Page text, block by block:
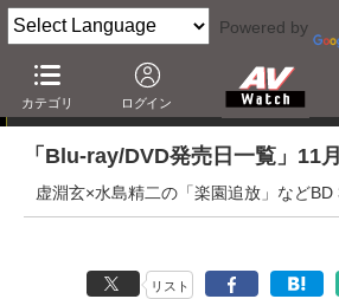
Powered by
カテゴリ ログイン
「Blu-ray発売日一覧」の更新情報
「Blu-ray/DVD発売日一覧」11
虚淵玄×水島精二の「楽園追放」など
リスト